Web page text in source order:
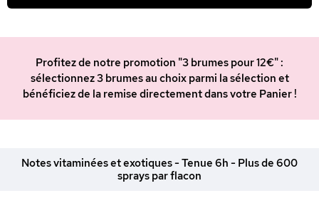
Profitez de notre promotion "3 brumes pour 12€" :
sélectionnez 3 brumes au choix parmi la sélection et
bénéficiez de la remise directement dans votre Panier !
Notes vitaminées et exotiques - Tenue 6h - Plus de 600
sprays par flacon